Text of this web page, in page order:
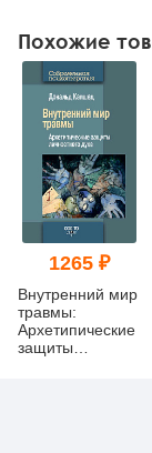
Похожие
1265 ₽
Внутренний мир
травмы:
Архетипические
защиты